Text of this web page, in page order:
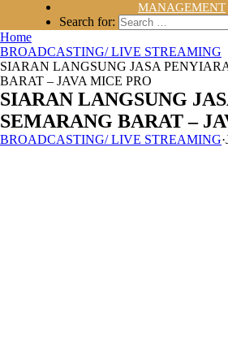
MANAGEMENT
Search for:
Home
BROADCASTING/ LIVE STREAMING
SIARAN LANGSUNG JASA
BARAT – JAVA MICE PRO
SIARAN LANGSUNG
SEMARANG BARAT –
BROADCASTING/ LIVE STREAMING·